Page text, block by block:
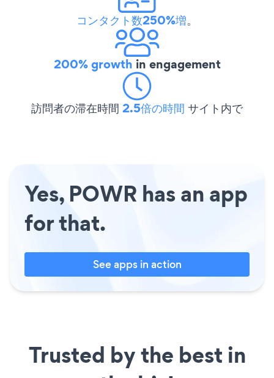
コンタクト数250%増。
200% growth in engagement
訪問者の滞在時間 2.5倍の時間 サイト内で
Yes, POWR has an app
for that.
See apps in action
Trusted by the best in